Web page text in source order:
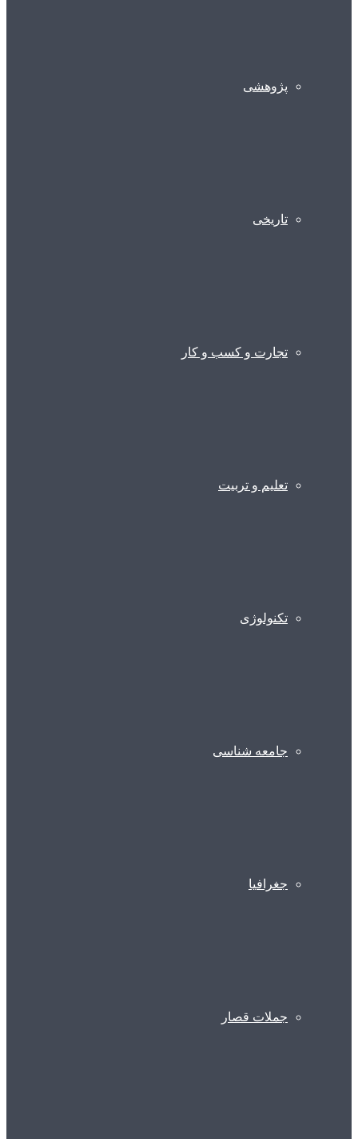
پژوهشی
تاریخی
تجارت و کسب و کار
تعلیم و تربیت
تکنولوژی
جامعه شناسی
جغرافیا
جملات قصار